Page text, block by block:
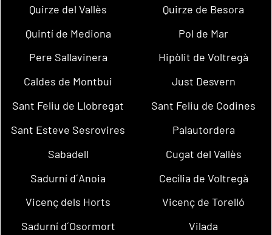
Quirze del Vallès
Quirze de Besora
Quintí de Mediona
Pol de Mar
Pere Sallavinera
Hipòlit de Voltregà
Caldes de Montbui
Just Desvern
Sant Feliu de Llobregat
Sant Feliu de Codines
Sant Esteve Sesrovires
Palautordera
Sabadell
Cugat del Vallès
Sadurní d´Anoia
Cecília de Voltregà
Vicenç dels Horts
Vicenç de Torelló
Sadurní d´Osormort
Vilada